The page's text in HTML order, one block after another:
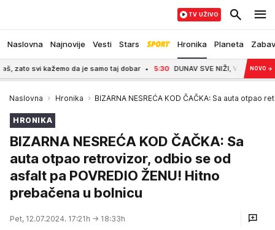
Naslovna Najnovije Vesti Stars Hronika Planeta
TV UŽIVO
svi kažemo da je samo taj dobar 5:30 DUNAV SVE NIŽI, VODA NOVO →
Naslovna Hronika BIZARNA NESREĆA KOD ČAČKA: Sa auta
HRONIKA
BIZARNA NESREĆA KOD ČAČKA: Sa
auta otpao retrovizor, odbio se od
asfalt pa POVREDIO ŽENU! Hitno
prebačena u bolnicu
Pet, 12.07.2024. 17:21h → 18:33h